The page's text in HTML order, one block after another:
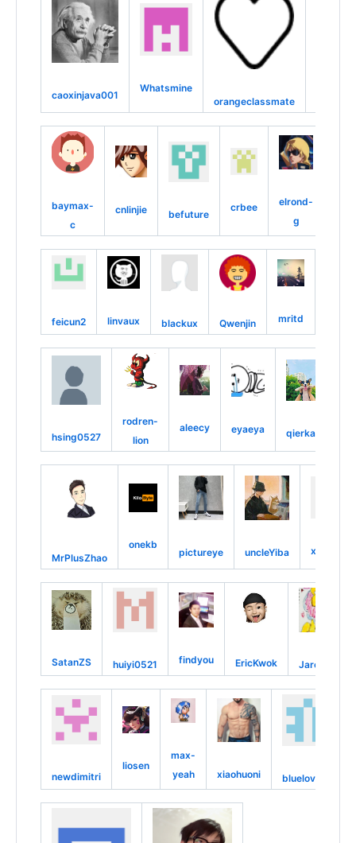
caoxinjava001
Whatsmine
orangeclassmate
baymax-
c
cnlinjie befuture
crbee
elrond-
g
feicun2 linvaux blackux Qwenjin mritd
hsing0527
rodren-
lion
aleecy eyaeya qierkang
MrPlusZhao
onekb
pictureye uncleYiba xvalerian
SatanZS huiyi0521 findyou EricKwok Jarod816
newdimitri
liosen
max-
yeah
xiaohuoni bluelove56